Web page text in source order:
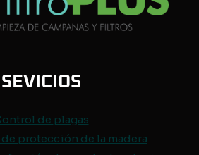
SEVICIOS
de plagas
protección de la madera